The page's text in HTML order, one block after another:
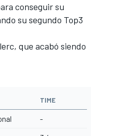
conseguir su
su segundo Top3
que acabó siendo
TIME
-